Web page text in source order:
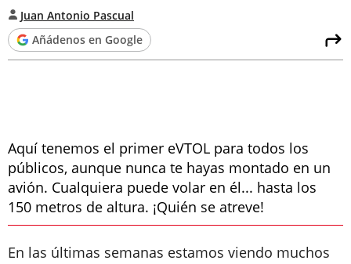
Juan Antonio Pascual
Añádenos en Google
Aquí tenemos el primer eVTOL para todos los
públicos, aunque nunca te hayas montado en un
avión. Cualquiera puede volar en él... hasta los
150 metros de altura. ¡Quién se atreve!
En las últimas semanas estamos viendo muchos